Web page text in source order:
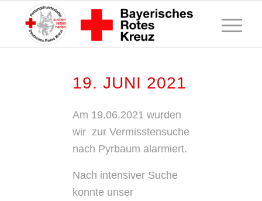
19. JUNI 2021
Am 19.06.2021 wurden
wir zur Vermisstensuche
nach Pyrbaum alarmiert.
Nach intensiver Suche
konnte unser